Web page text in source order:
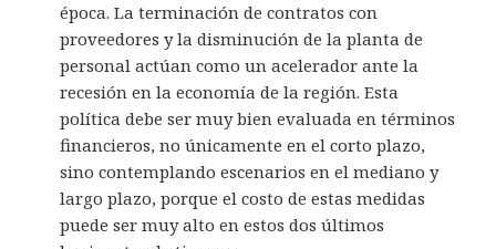
época. La terminación de contratos con
proveedores y la disminución de la planta de
personal actúan como un acelerador ante la
recesión en la economía de la región. Esta
política debe ser muy bien evaluada en términos
financieros, no únicamente en el corto plazo,
sino contemplando escenarios en el mediano y
largo plazo, porque el costo de estas medidas
puede ser muy alto en estos dos últimos